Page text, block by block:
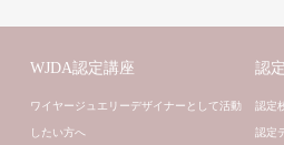
WJDA認定講座
ワイヤージュエリーデザイナーとして活動
したい方へ
認
認定
認定